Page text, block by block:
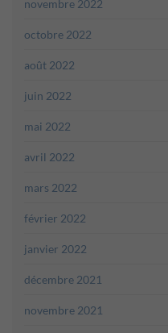
novembre 2022
octobre 2022
août 2022
juin 2022
mai 2022
avril 2022
mars 2022
février 2022
janvier 2022
décembre 2021
novembre 2021